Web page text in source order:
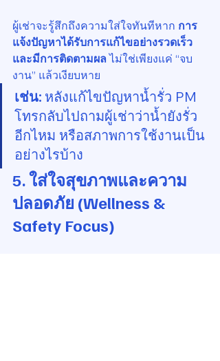
ผู้เช่าจะรู้สึกถึงความใส่ใจทันทีหาก การ
แจ้งปัญหาได้รับการแก้ไขอย่างรวดเร็ว
และมีการติดตามผล ไม่ใช่เพียงแค่ “จบ
งาน” แล้วเงียบหาย
เช่น: หลังแก้ไขปัญหาน้ำรั่ว PM
โทรกลับไปถามผู้เช่าว่าน้ำยังรั่ว
อีกไหม หรือสภาพการใช้งานเป็น
อย่างไรบ้าง
5. ใส่ใจสุขภาพและความ
ปลอดภัย (Wellness &
Safety Focus)